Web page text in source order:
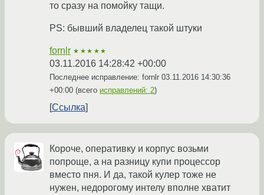
то сразу на помойку тащи.
PS: бывший владелец такой штуки
fornlr ★★★★★
03.11.2016 14:28:42 +00:00
Последнее исправление: fornlr 03.11.2016 14:30:36
+00:00 (всего исправлений: 2)
Ссылка
Короче, оперативку и корпус возьми
попроще, а на разницу купи процессор
вместо пня. И да, такой кулер тоже не
нужен, недорогому интелу вполне хватит